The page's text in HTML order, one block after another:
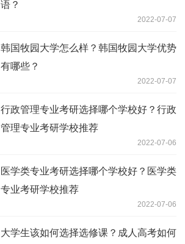
语？
2022-07-07
韩国牧园大学怎么样？韩国牧园大学优势
有哪些？
2022-07-07
行政管理专业考研选择哪个学校好？行政
管理专业考研学校推荐
2022-07-06
医学类专业考研选择哪个学校好？医学类
专业考研学校推荐
2022-07-06
大学生该如何选择选修课？成人高考如何